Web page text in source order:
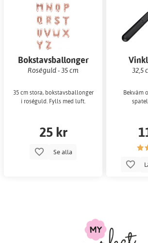
Bokstavsballonger
Roséguld - 35 cm
35 cm stora, bokstavsballonger
i roséguld. Fylls med luft.
25 kr
Se alla
32,5
Bekväm